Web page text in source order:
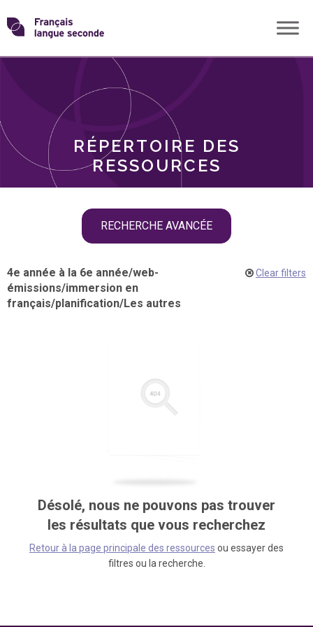
Skip
toTransformons
langue
RÉPERTOIRE DES
RESSOURCES
RECHERCHE AVANCÉE
THÈMES
4e année à la 6e année/web-
émissions/immersion en
français/planification/Les autres
Clear filters
Désolé, nous ne pouvons pas trouver
les résultats que vous recherchez
Retour à la page principale des ressources ou essayer des
filtres ou la recherche.